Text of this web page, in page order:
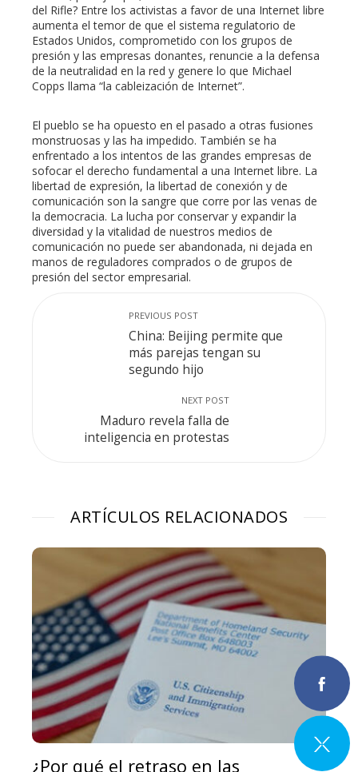
del Rifle? Entre los activistas a favor de una Internet libre
aumenta el temor de que el sistema regulatorio de
Estados Unidos, comprometido con los grupos de
presión y las empresas donantes, renuncie a la defensa
de la neutralidad en la red y genere lo que Michael
Copps llama “la cableización de Internet”.
El pueblo se ha opuesto en el pasado a otras fusiones
monstruosas y las ha impedido. También se ha
enfrentado a los intentos de las grandes empresas de
sofocar el derecho fundamental a una Internet libre. La
libertad de expresión, la libertad de conexión y de
comunicación son la sangre que corre por las venas de
la democracia. La lucha por conservar y expandir la
diversidad y la vitalidad de nuestros medios de
comunicación no puede ser abandonada, ni dejada en
manos de reguladores comprados o de grupos de
presión del sector empresarial.
PREVIOUS POST
China: Beijing permite que
más parejas tengan su
segundo hijo
NEXT POST
Maduro revela falla de
inteligencia en protestas
ARTÍCULOS RELACIONADOS
¿Por qué el retraso en las